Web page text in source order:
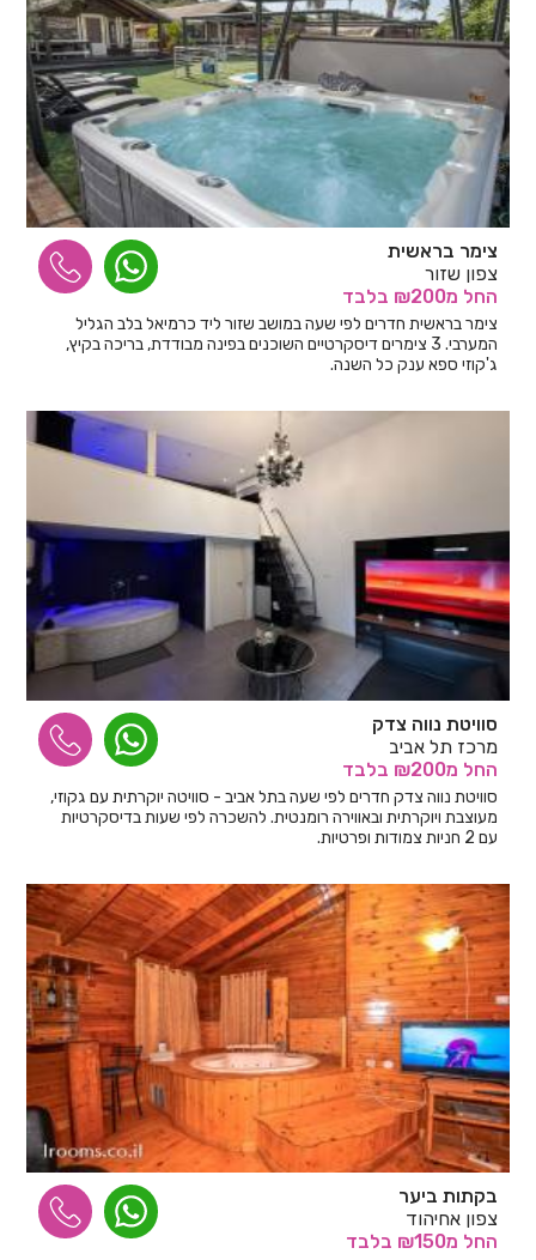
צימר בראשית
צפון שזור
החל מ₪200 בלבד
צימר בראשית חדרים לפי שעה במושב שזור ליד כרמיאל בלב הגליל
המערבי. 3 צימרים דיסקרטיים השוכנים בפינה מבודדת, בריכה בקיץ,
ג'קוזי ספא ענק כל השנה.
סוויטת נווה צדק
מרכז תל אביב
החל מ₪200 בלבד
סוויטת נווה צדק חדרים לפי שעה בתל אביב - סוויטה יוקרתית עם גקוזי,
מעוצבת ויוקרתית ובאווירה רומנטית. להשכרה לפי שעות בדיסקרטיות
עם 2 חניות צמודות ופרטיות.
בקתות ביער
צפון אחיהוד
החל מ₪150 בלבד